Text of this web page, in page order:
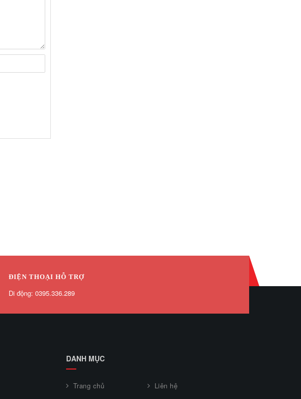
ĐIỆN THOẠI HỖ TRỢ
Di động: 0395.336.289
DANH MỤC
Trang chủ Liên hệ